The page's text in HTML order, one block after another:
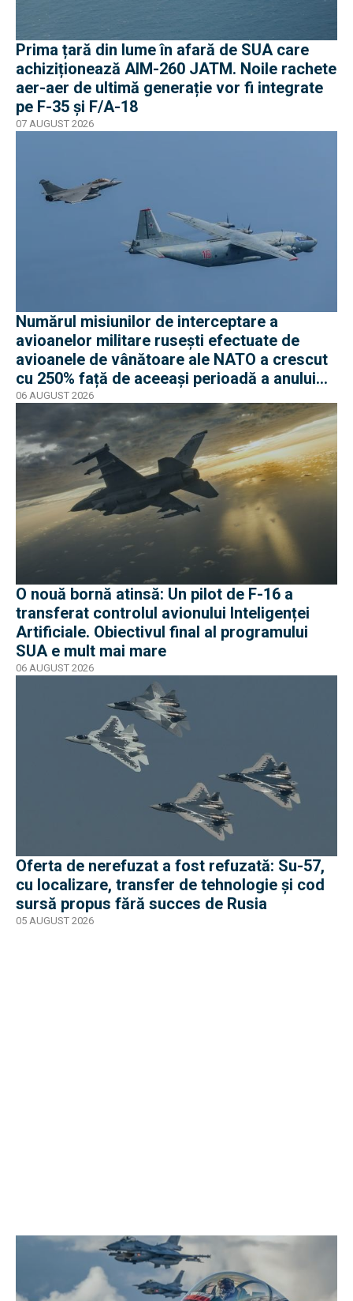
Prima țară din lume în afară de SUA care
achiziționează AIM-260 JATM. Noile rachete
aer-aer de ultimă generație vor fi integrate
pe F-35 și F/A-18
07 AUGUST 2026
Numărul misiunilor de interceptare a
avioanelor militare rusești efectuate de
avioanele de vânătoare ale NATO a crescut
cu 250% față de aceeași perioadă a anului
trecut
06 AUGUST 2026
O nouă bornă atinsă: Un pilot de F-16 a
transferat controlul avionului Inteligenței
Artificiale. Obiectivul final al programului
SUA e mult mai mare
06 AUGUST 2026
Oferta de nerefuzat a fost refuzată: Su-57,
cu localizare, transfer de tehnologie și cod
sursă propus fără succes de Rusia
05 AUGUST 2026